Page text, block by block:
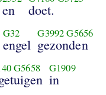
doet.
G32
engel
G3992G5656
gezonden
G5658 G1909
in